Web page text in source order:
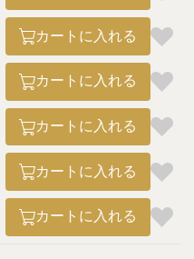
カートに入れる
カートに入れる
カートに入れる
カートに入れる
カートに入れる